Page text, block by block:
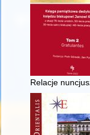
Relacje